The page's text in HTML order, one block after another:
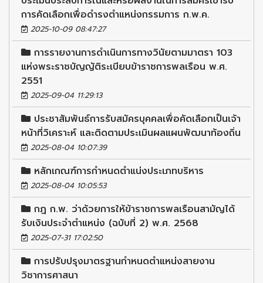
การคัดเลือกเพื่อดำรงตำแหน่งกรรมการ ก.พ.ค.
2025-10-09 08:47:27
การรายงานการดำเนินการทางวินัยตามมาตรา 103
แห่งพระราชบัญญัติระเบียบข้าราชการพลเรือน พ.ศ.
2551
2025-09-04 11:29:13
ประชาสัมพันธ์การรับสมัครบุคคลเพื่อคัดเลือกเป็นเจ้า
หน้าที่วิเคราะห์ และติดตามประเมินผลแผนพัฒนาท้องถิ่น
2025-08-04 10:07:39
หลักเกณฑ์การกำหนดตำแน่งประเภทบริหาร
2025-08-04 10:05:53
กฎ ก.พ. ว่าด้วยการให้ข้าราชการพลเรือนสามัญได้
รับเงินประจำตำแหน่ง (ฉบับที่ 2) พ.ศ. 2568
2025-07-31 17:02:50
การปรับปรุงมาตรฐานกำหนดตำแหน่งสายงาน
วิชาการศาสนา